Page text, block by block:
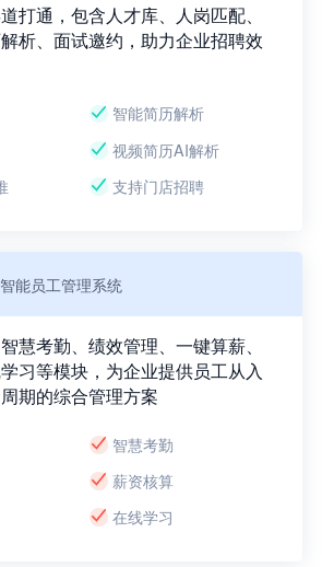
打通，包含人才库、人岗匹配、
析、面试邀约，助力企业招聘效
智能简历解析
视频简历AI解析
支持门店招聘
智能员工管理系统
慧考勤、绩效管理、一键算薪、
习等模块，为企业提供员工从入
期的综合管理方案
智慧考勤
薪资核算
在线学习